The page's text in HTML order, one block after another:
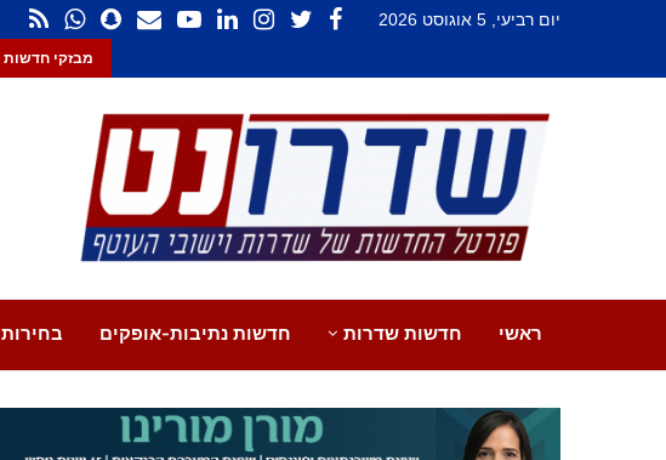
יום רביעי, 5 אוגוסט 2026
מבזקי חדשות
ראשי חדשות שדרות חדשות נתיבות-אופקים בחירות 2024